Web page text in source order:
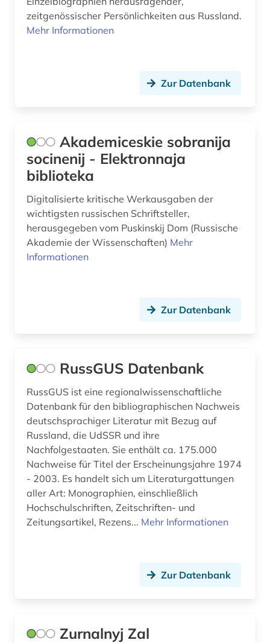
ost-west-konflikt (2)
osteuropa (15)
osteuropawissenschaften (2)
ostkirche (1)
partei (1)
patent (1)
perestroika (1)
persisch (1)
pesemskij (1)
philosophie (2)
pionierorganisation w. i. lenin (1)
zeitgenössischer Persönlichkeiten aus Russland.
Mehr Informationen
Zur Datenbank
Akademiceskie sobranija
socinenij - Elektronnaja
biblioteka
Digitalisierte kritische Werkausgaben der
wichtigsten russischen Schriftsteller,
herausgegeben vom Puskinskij Dom (Russische
Akademie der Wissenschaften) Mehr
Informationen
Zur Datenbank
RussGUS Datenbank
RussGUS ist eine regionalwissenschaftliche
Datenbank für den bibliographischen Nachweis
deutschsprachiger Literatur mit Bezug auf
Russland, die UdSSR und ihre
Nachfolgestaaten. Sie enthält ca. 175.000
Nachweise für Titel der Erscheinungsjahre 1974
- 2003. Es handelt sich um Literaturgattungen
aller Art: Monographien, einschließlich
Hochschulschriften, Zeitschriften- und
Zeitungsartikel, Rezens... Mehr Informationen
Zur Datenbank
Zurnalnyj Zal